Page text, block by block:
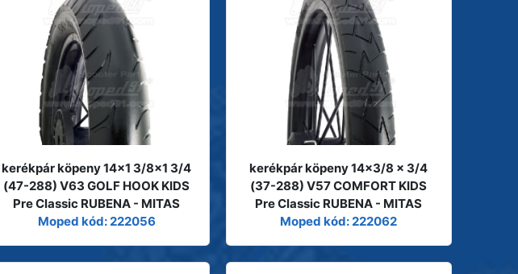
kerékpár köpeny 14x1 3/8x1 3/4
(47-288) V63 GOLF HOOK KIDS
Pre Classic RUBENA - MITAS
Moped kód: 222056
kerékpár köpeny 14x3/8 x 3/4
(37-288) V57 COMFORT KIDS
Pre Classic RUBENA - MITAS
Moped kód: 222062